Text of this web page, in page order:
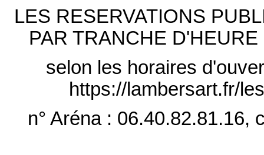
LES RESERVATIONS
PAR TRANCHE
selon les horaires
https://lambersart.fr/
n° Aréna : 06.40.82.81.16,